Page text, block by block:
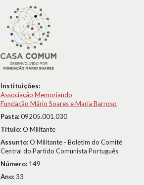
Instituições:
Associação Memoriando
Fundação Mário Soares e Maria Barroso
Pasta:09205.001.030
Título:O Militante
Assunto:O Militante - Boletim do Comité
Central do Partido Comunista Português
Número: 149
Ano:33